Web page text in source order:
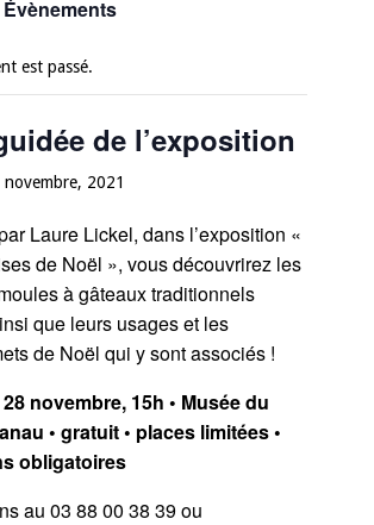
est passé.
de l’exposition
2021
Laure Lickel, dans l’exposition «
de Noël », vous découvrirez les
à gâteaux traditionnels
que leurs usages et les
de Noël qui y sont associés !
novembre, 15h • Musée du
• gratuit • places limitées •
obligatoires
au 03 88 00 38 39 ou